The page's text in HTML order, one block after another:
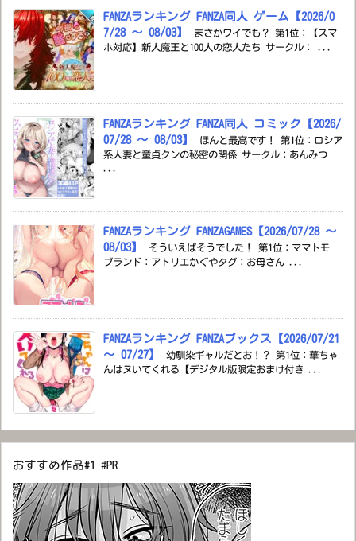
FANZAランキング FANZA同人 ゲーム【2026/0
7/28 ～ 08/03】
まさかワイでも？ 第1位：【スマ
ホ対応】新人魔王と100人の恋人たち サークル： ...
FANZAランキング FANZA同人 コミック【2026/
07/28 ～ 08/03】
ほんと最高です！ 第1位：ロシア
系人妻と童貞クンの秘密の関係 サークル：あんみつ
...
FANZAランキング FANZAGAMES【2026/07/28 ～
08/03】
そういえばそうでした！ 第1位：ママトモ
ブランド：アトリエかぐやタグ：お母さん ...
FANZAランキング FANZAブックス【2026/07/21
～ 07/27】
幼馴染ギャルだとお！？ 第1位：華ちゃ
んはヌいてくれる【デジタル版限定おまけ付き ...
おすすめ作品#1 #PR